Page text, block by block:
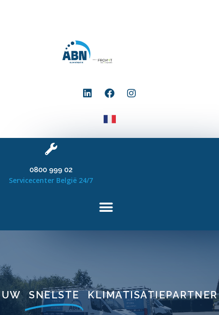
0800 999 02
Servicecenter België 24/7
UW SNELSTE KLIMATISATIEPARTNER